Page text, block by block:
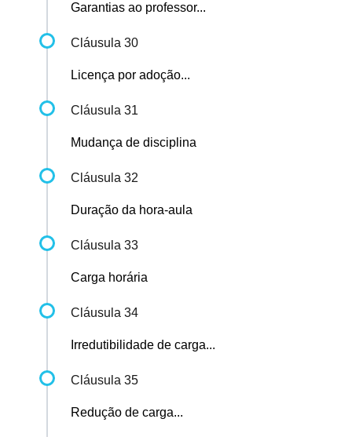
Garantias ao professor...
Cláusula 30
Licença por adoção...
Cláusula 31
Mudança de disciplina
Cláusula 32
Duração da hora-aula
Cláusula 33
Carga horária
Cláusula 34
Irredutibilidade de carga...
Cláusula 35
Redução de carga...